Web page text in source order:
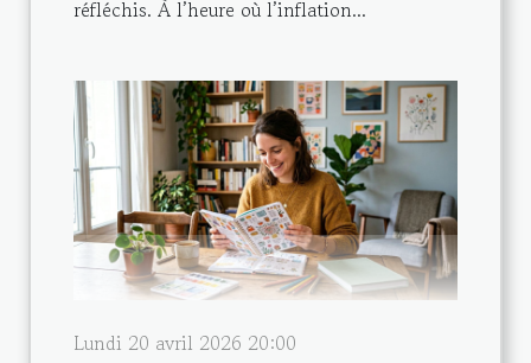
réfléchis. À l’heure où l’inflation...
Lundi 20 avril 2026 20:00